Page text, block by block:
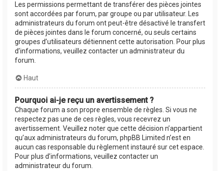
Les permissions permettant de transférer des pièces jointes
sont accordées par forum, par groupe ou par utilisateur. Les
administrateurs du forum ont peut-être désactivé le transfert
de pièces jointes dans le forum concerné, ou seuls certains
groupes d’utilisateurs détiennent cette autorisation. Pour plus
d’informations, veuillez contacter un administrateur du
forum.
Haut
Pourquoi ai-je reçu un avertissement ?
Chaque forum a son propre ensemble de règles. Si vous ne
respectez pas une de ces règles, vous recevrez un
avertissement. Veuillez noter que cette décision n’appartient
qu’aux administrateurs du forum, phpBB Limited n’est en
aucun cas responsable du règlement instauré sur cet espace.
Pour plus d’informations, veuillez contacter un
administrateur du forum.